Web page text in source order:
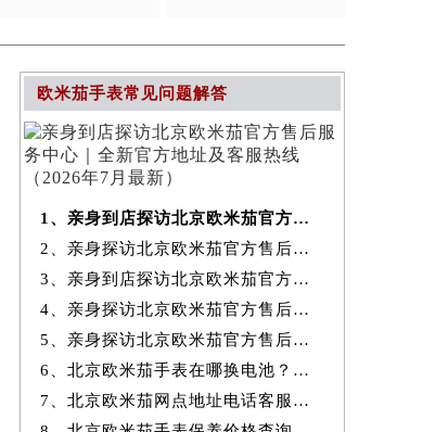
欧米茄手表常见问题解答
1、亲身到店探访北京欧米茄官方售后服务中心｜全新官方地址及客服热线
2、亲身探访北京欧米茄官方售后服务中心｜最新热线和全部维修地址（2026
3、亲身到店探访北京欧米茄官方售后服务中心｜地址及官方联系电话（2026
4、亲身探访北京欧米茄官方售后服务中心｜全新地址与售后热线（2026年7
5、亲身探访北京欧米茄官方售后服务中心｜详细网点地址与售后热线（2026
6、北京欧米茄手表在哪换电池？专业售后维修服务指南权威公示（2026年7
7、北京欧米茄网点地址电话客服查询与售后维修保养服务权威公示（2026